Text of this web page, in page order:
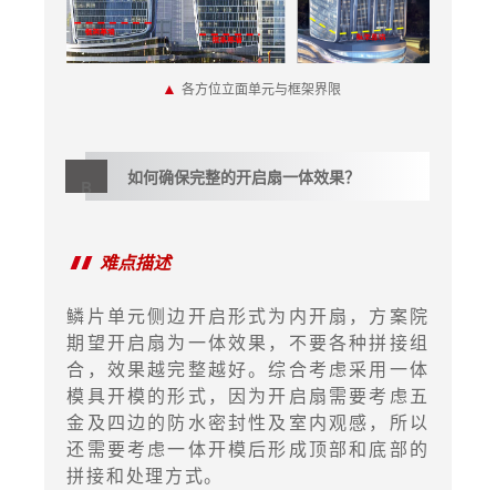
▲ 各方位立面单元与框架界限
B 如何确保完整的开启扇一体效果？
难点描述
鳞片单元侧边开启形式为内开扇，方案院
期望开启扇为一体效果，不要各种拼接组
合，效果越完整越好。综合考虑采用一体
模具开模的形式，因为开启扇需要考虑五
金及四边的防水密封性及室内观感，所以
还需要考虑一体开模后形成顶部和底部的
拼接和处理方式。